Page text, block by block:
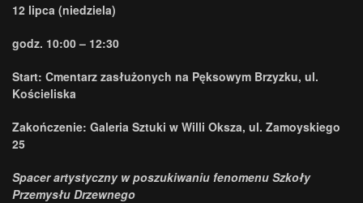
12 lipca (niedziela)
godz. 10:00 – 12:30
Start: Cmentarz zasłużonych na Pęksowym Brzyzku, ul.
Kościeliska
Zakończenie: Galeria Sztuki w Willi Oksza, ul. Zamoyskiego
25
Spacer artystyczny w poszukiwaniu fenomenu Szkoły
Przemysłu Drzewnego